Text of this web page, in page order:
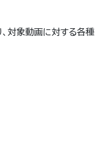
対象動画に対する各